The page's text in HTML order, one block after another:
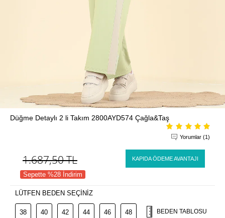
Düğme Detaylı 2 li Takım 2800AYD574 Çağla&Taş
Yorumlar (1)
1.687,50TL KAPIDA ÖDEME AVANTAJI
Sepette %28 İndirim
LÜTFEN BEDEN SEÇİNİZ
38 40 42 44 46 48 BEDEN TABLOSU